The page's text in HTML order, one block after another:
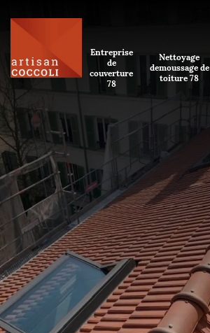
Entreprise
de
couverture
78
Nettoyage
demoussage de
toiture 78